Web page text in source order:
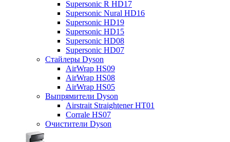
Supersonic R HD17
Supersonic Nural HD16
Supersonic HD19
Supersonic HD15
Supersonic HD08
Supersonic HD07
Стайлеры Dyson
AirWrap HS09
AirWrap HS08
AirWrap HS05
Выпрямители Dyson
Airstrait Straightener HT01
Corrale HS07
Очистители Dyson